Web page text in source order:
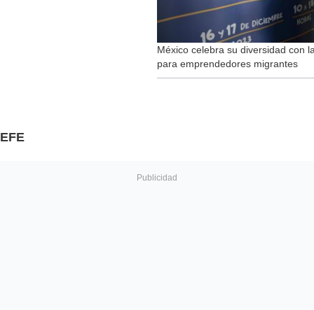
México celebra su diversidad con
para emprendedores migrantes
EFE